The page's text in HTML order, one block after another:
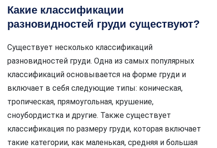
Какие классификации
разновидностей груди существуют?
Существует несколько классификаций
разновидностей груди. Одна из самых популярных
классификаций основывается на форме груди и
включает в себя следующие типы: коническая,
тропическая, прямоугольная, крушение,
сноубордистка и другие. Также существует
классификация по размеру груди, которая включает
такие категории, как маленькая, средняя и большая